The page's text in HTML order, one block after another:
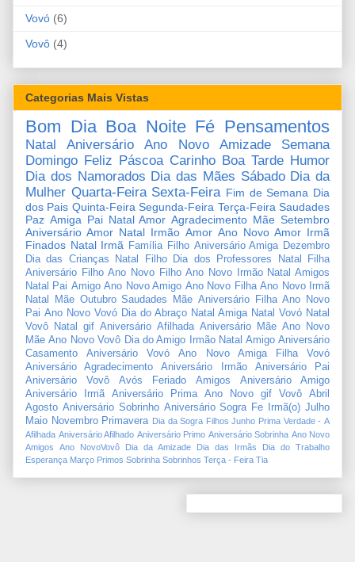
Vovó (6)
Vovô (4)
Categorias Mais Vistas
Bom Dia Boa Noite Fé Pensamentos
Natal Aniversário Ano Novo Amizade
Semana
Domingo Feliz Páscoa Carinho Boa Tarde Humor
Dia dos Namorados Dia das Mães Sábado Dia da
Mulher Quarta-Feira Sexta-Feira Fim de Semana Dia
dos Pais Quinta-Feira Segunda-Feira Terça-Feira Saudades
Paz Amiga Pai Natal Amor Agradecimento Mãe Setembro
Aniversário Amor Natal Irmão Amor Ano Novo Amor Irmã
Finados Natal Irmã Família Filho Aniversário Amiga Dezembro
Dia das Crianças
Natal Filho Dia dos Professores
Natal Filha
Aniversário Filho Ano Novo Filho Ano Novo Irmão Natal Amigos
Natal Pai Amigo Ano Novo Amigo Ano Novo Filha Ano Novo Irmã
Natal Mãe Outubro Saudades Mãe Aniversário Filha Ano Novo
Pai Ano Novo Vovó Dia do Abraço Natal Amiga Natal Vovó Natal
Vovô
Natal gif Aniversário Afilhada Aniversário Mãe Ano Novo
Mãe Ano Novo Vovô Dia do Amigo Irmão Natal Amigo Aniversário
Casamento
Aniversário Vovó Ano Novo Amiga Filha
Vovó
Aniversário Agradecimento
Aniversário Irmão
Aniversário Pai
Aniversário Vovô
Avós Feriado Amigos
Aniversário Amigo
Aniversário Irmã
Aniversário Prima Ano Novo gif Vovô
Abril
Agosto Aniversário Sobrinho Aniversário Sogra Fe Irmã(o) Julho
Maio Novembro Primavera Dia da Sogra Filhos Junho Prima Verdade - A
Afilhada Aniversário Afilhado Aniversário Primo Aniversário Sobrinha Ano Novo
Amigos
Ano NovoVovô Dia da Amizade Dia das Irmãs
Dia do Trabalho
Esperança Março Primos Sobrinha Sobrinhos Terça - Feira Tia